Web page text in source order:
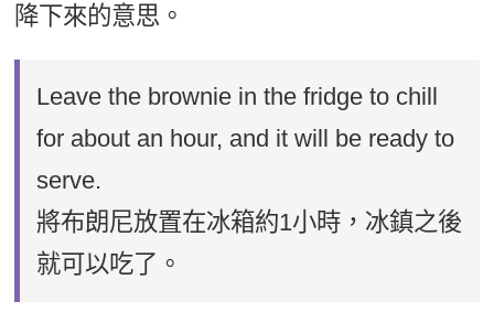
降下來的意思。
Leave the brownie in the fridge to chill
for about an hour, and it will be ready to
serve.
將布朗尼放置在冰箱約1小時，冰鎮之後
就可以吃了。